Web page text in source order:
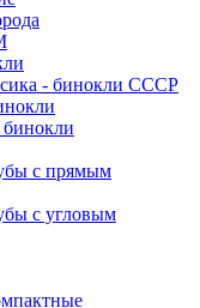
- бинокли СССР
бинокли
с прямым
с угловым